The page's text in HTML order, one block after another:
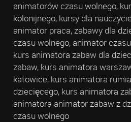
animatorów czasu wolnego,
kolonijnego, kursy dla
animator praca, zabawy dla
czasu wolnego, animator
kurs animatora zabaw dla
zabaw, kurs animatora
katowice, kurs animatora
dziecięcego, kurs animatora
animatora animator zabaw z
czasu wolnego